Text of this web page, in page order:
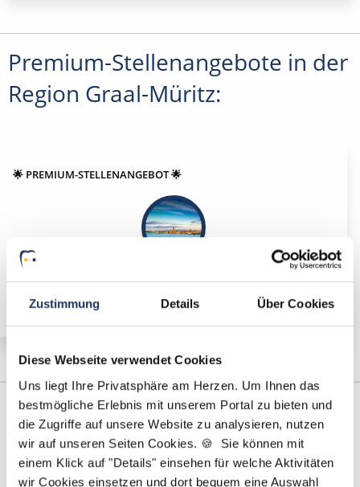
Zustimmung Details Über Cookies
Diese Webseite verwendet Cookies
Uns liegt Ihre Privatsphäre am Herzen. Um Ihnen das
bestmögliche Erlebnis mit unserem Portal zu bieten und
die Zugriffe auf unsere Website zu analysieren, nutzen
wir auf unseren Seiten Cookies. 🍪 Sie können mit
einem Klick auf "Details" einsehen für welche Aktivitäten
wir Cookies einsetzen und dort bequem eine Auswahl
Premium-Stellenangebote in der
Region Graal-Müritz:
🌟 PREMIUM-STELLENANGEBOT 🌟
Nachfolger (m/w/d) in Vollzeit ab sofort in Rostock